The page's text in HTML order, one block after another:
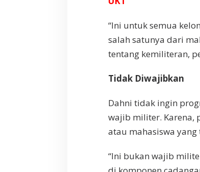
“Ini untuk semua
salah satunya dari
tentang kemiliteran,
Tidak Diwajibkan
Dahni tidak ingin
wajib militer. Karena,
atau mahasiswa
“Ini bukan wajib